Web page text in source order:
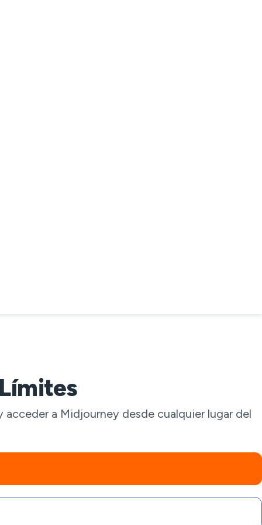
a Midjourney desde cualquier lugar del